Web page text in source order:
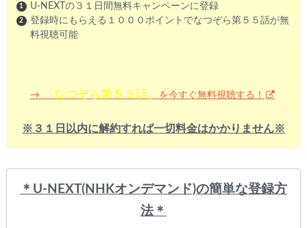
U-NEXTの３１日間無料キャンペーンに登録
登録時にもらえる１０００ポイントでなつぞら第５５話が無
料視聴可能
→ 「なつぞら第５５話」 を今すぐ無料視聴する！
※３１日以内に解約すれば一切料金はかかりません※
＊U-NEXT(NHKオンデマンド)の簡単な登録方
法＊